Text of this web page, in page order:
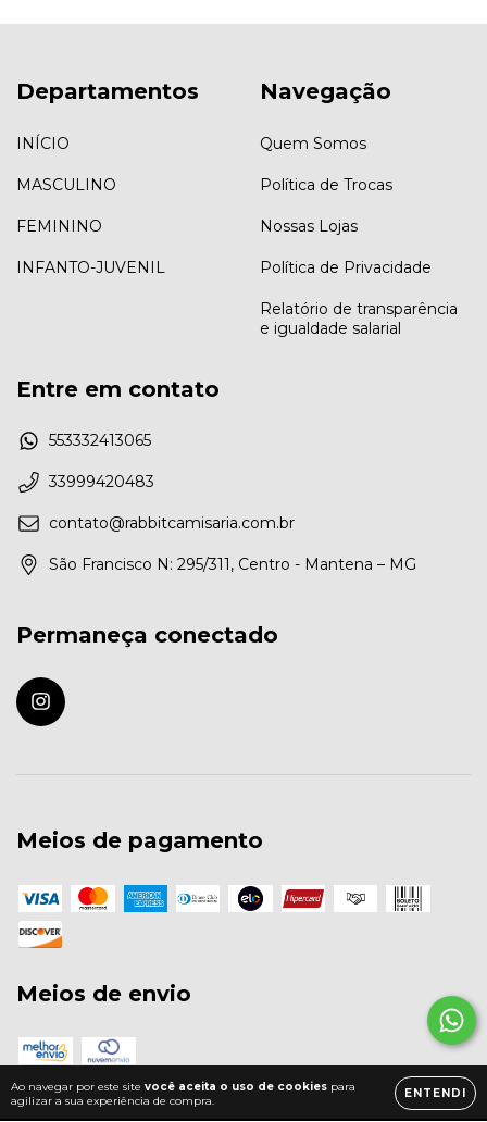
Ao navegar por este site você aceita o uso de cookies para
agilizar a sua experiência de compra.
ENTENDI
Departamentos
INÍCIO
MASCULINO
FEMININO
INFANTO-JUVENIL
Navegação
Quem Somos
Política de Trocas
Nossas Lojas
Política de Privacidade
Relatório de transparência
e igualdade salarial
Entre em contato
553332413065
33999420483
contato@rabbitcamisaria.com.br
São Francisco N: 295/311, Centro - Mantena – MG
Permaneça conectado
Meios de pagamento
Meios de envio